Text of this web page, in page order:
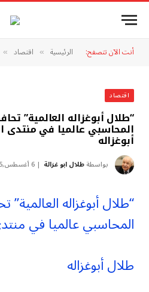
أنت الآن تتصفح: الرئيسية » اقتصاد »
اقتصاد
“طلال أبوغزاله العالمية”
المحاسبي عالميا في منتدى
أبوغزاله
بواسطةطلال ابو غزالة 6 أغسطس,2025
“طلال أبوغزاله
المحاسبي عالميا في
طلال أبوغزاله